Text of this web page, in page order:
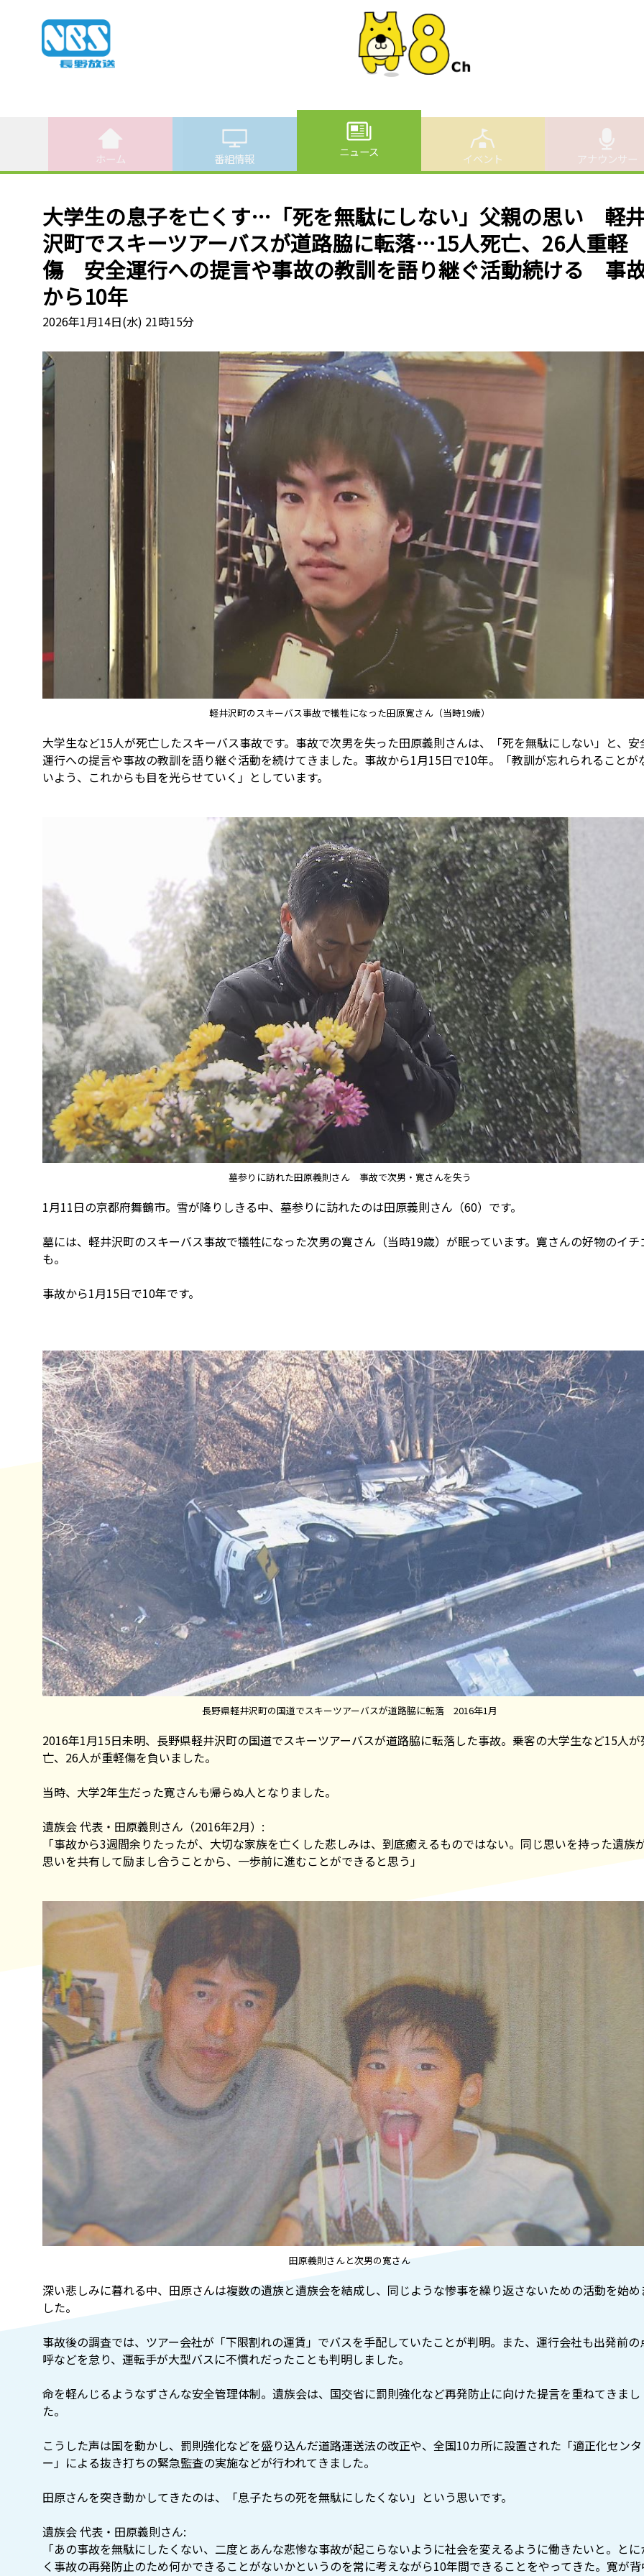
ホーム 番組情報 ニュース イベント アナウンサー
大学生の息子を亡くす…「死を無駄にしない」父親の思い 軽
沢町でスキーツアーバスが道路脇に転落…15人死亡、26人重軽
傷 安全運行への提言や事故の教訓を語り継ぐ活動続ける 事
から10年
2026年1月14日(水) 21時15分
軽井沢町のスキーバス事故で犠牲になった田原寛さん（当時19歳）
大学生など15人が死亡したスキーバス事故です。事故で次男を失った田原義則さんは、「死を無駄にしない」と、安
運行への提言や事故の教訓を語り継ぐ活動を続けてきました。事故から1月15日で10年。「教訓が忘れられることが
いよう、これからも目を光らせていく」としています。
墓参りに訪れた田原義則さん 事故で次男・寛さんを失う
1月11日の京都府舞鶴市。雪が降りしきる中、墓参りに訪れたのは田原義則さん（60）です。
墓には、軽井沢町のスキーバス事故で犠牲になった次男の寛さん（当時19歳）が眠っています。寛さんの好物のイチ
も。
事故から1月15日で10年です。
長野県軽井沢町の国道でスキーツアーバスが道路脇に転落 2016年1月
2016年1月15日未明、長野県軽井沢町の国道でスキーツアーバスが道路脇に転落した事故。乗客の大学生など15人が
亡、26人が重軽傷を負いました。
当時、大学2年生だった寛さんも帰らぬ人となりました。
遺族会 代表・田原義則さん（2016年2月）:
「事故から3週間余りたったが、大切な家族を亡くした悲しみは、到底癒えるものではない。同じ思いを持った遺族
思いを共有して励まし合うことから、一歩前に進むことができると思う」
田原義則さんと次男の寛さん
深い悲しみに暮れる中、田原さんは複数の遺族と遺族会を結成し、同じような惨事を繰り返さないための活動を始め
した。
事故後の調査では、ツアー会社が「下限割れの運賃」でバスを手配していたことが判明。また、運行会社も出発前の
呼などを怠り、運転手が大型バスに不慣れだったことも判明しました。
命を軽んじるようなずさんな安全管理体制。遺族会は、国交省に罰則強化など再発防止に向けた提言を重ねてきまし
た。
こうした声は国を動かし、罰則強化などを盛り込んだ道路運送法の改正や、全国10カ所に設置された「適正化センタ
ー」による抜き打ちの緊急監査の実施などが行われてきました。
田原さんを突き動かしてきたのは、「息子たちの死を無駄にしたくない」という思いです。
遺族会 代表・田原義則さん:
「あの事故を無駄にしたくない、二度とあんな悲惨な事故が起こらないように社会を変えるように働きたいと。とに
く事故の再発防止のため何かできることがないかというのを常に考えながら10年間できることをやってきた。寛が